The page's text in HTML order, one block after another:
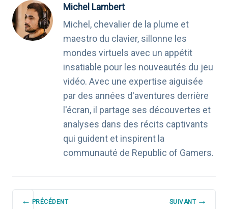
Michel Lambert
Michel, chevalier de la plume et
maestro du clavier, sillonne les
mondes virtuels avec un appétit
insatiable pour les nouveautés du jeu
vidéo. Avec une expertise aiguisée
par des années d'aventures derrière
l'écran, il partage ses découvertes et
analyses dans des récits captivants
qui guident et inspirent la
communauté de Republic of Gamers.
NAVIGATION
PRÉCÉDENT SUIVANT